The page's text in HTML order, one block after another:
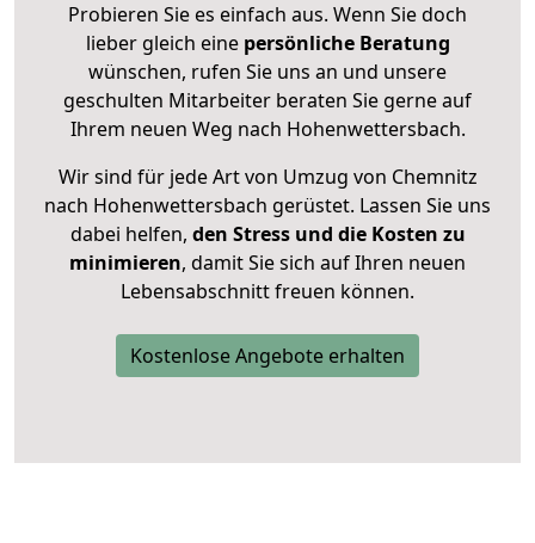
Probieren Sie es einfach aus. Wenn Sie doch
lieber gleich eine persönliche Beratung
wünschen, rufen Sie uns an und unsere
geschulten Mitarbeiter beraten Sie gerne auf
Ihrem neuen Weg nach Hohenwettersbach.
Wir sind für jede Art von Umzug von Chemnitz
nach Hohenwettersbach gerüstet. Lassen Sie uns
dabei helfen, den Stress und die Kosten zu
minimieren, damit Sie sich auf Ihren neuen
Lebensabschnitt freuen können.
Kostenlose Angebote erhalten